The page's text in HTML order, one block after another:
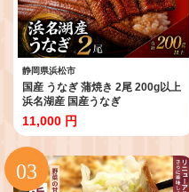
静岡県浜松市
国産 うなぎ 蒲焼き 2尾 200g以上
浜名湖産 国産うなぎ
11,000 円